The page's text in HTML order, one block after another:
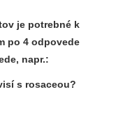
je potrebné k
po 4 odpovede
napr.:
s rosaceou?